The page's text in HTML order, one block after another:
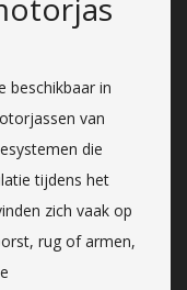
beschikbaar in
van
die
tijdens het
zich vaak op
rug of armen,